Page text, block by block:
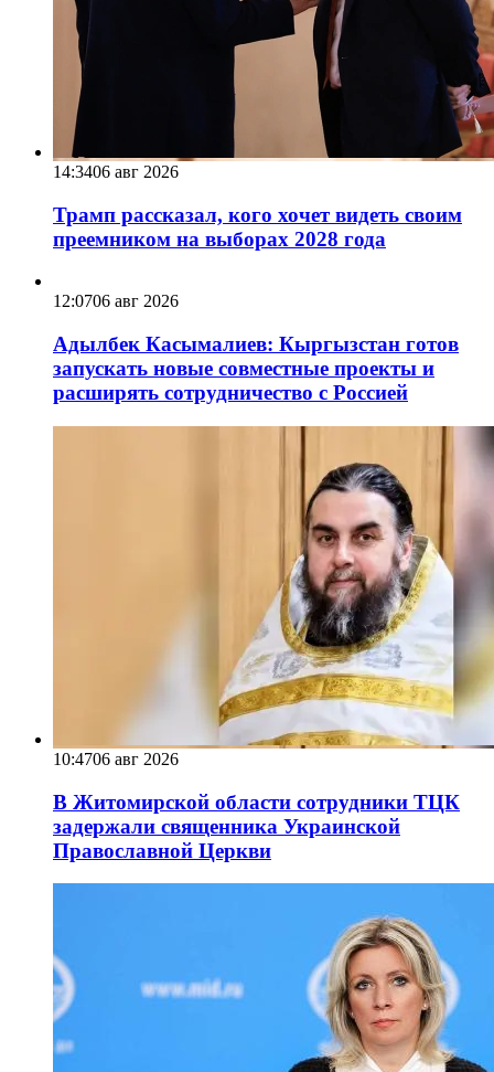
14:3406 авг 2026
Трамп рассказал, кого хочет видеть своим
преемником на выборах 2028 года
12:0706 авг 2026
Адылбек Касымалиев: Кыргызстан готов
запускать новые совместные проекты и
расширять сотрудничество с Россией
10:4706 авг 2026
В Житомирской области сотрудники ТЦК
задержали священника Украинской
Православной Церкви